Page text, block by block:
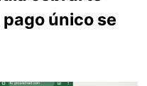
único se